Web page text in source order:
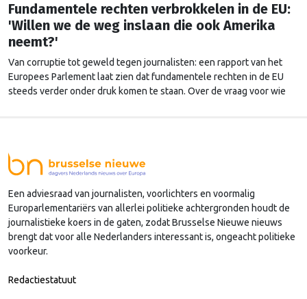
Fundamentele rechten verbrokkelen in de EU:
'Willen we de weg inslaan die ook Amerika
neemt?'
Van corruptie tot geweld tegen journalisten: een rapport van het
Europees Parlement laat zien dat fundamentele rechten in de EU
steeds verder onder druk komen te staan. Over de vraag voor wie
Een adviesraad van journalisten, voorlichters en voormalig
Europarlementariërs van allerlei politieke achtergronden houdt de
journalistieke koers in de gaten, zodat Brusselse Nieuwe nieuws
brengt dat voor alle Nederlanders interessant is, ongeacht politieke
voorkeur.
Redactiestatuut